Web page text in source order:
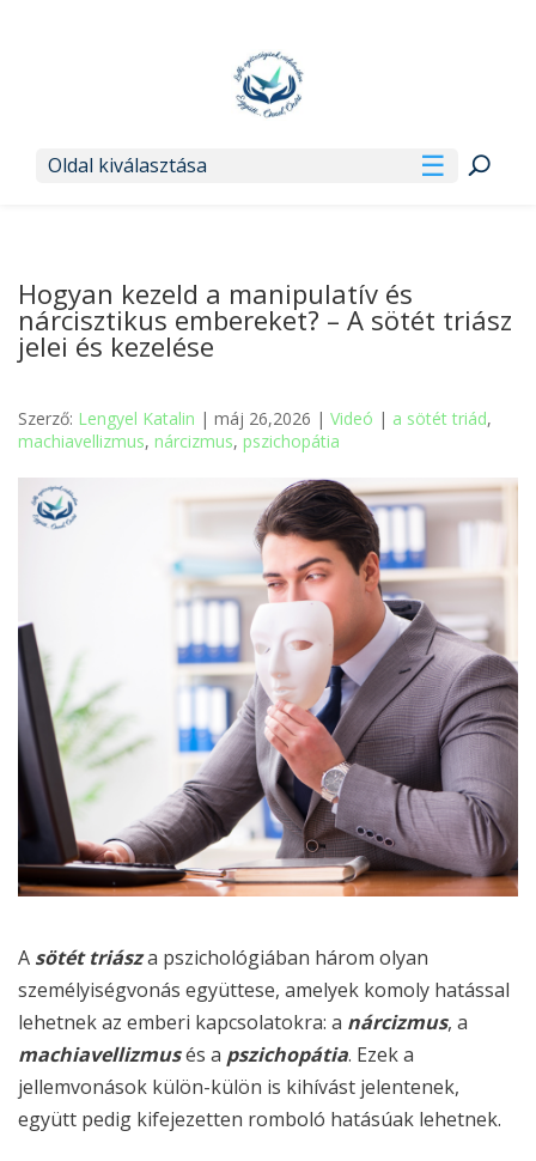
Oldal kiválasztása
Hogyan kezeld a manipulatív és
nárcisztikus embereket? – A sötét triász
jelei és kezelése
Szerző: Lengyel Katalin | máj 26,2026 | Videó | a sötét triád,
machiavellizmus, nárcizmus, pszichopátia
A sötét triásza pszichológiában három olyan
személyiségvonás együttese, amelyek komoly hatással
lehetnek az emberi kapcsolatokra: a nárcizmus, a
machiavellizmusés a pszichopátia. Ezek a
jellemvonások külön-külön is kihívást jelentenek,
együtt pedig kifejezetten romboló hatásúak lehetnek.